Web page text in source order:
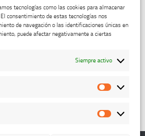
tecnologías como las cookies para almacenar
consentimiento de estas tecnologías nos
de navegación o las identificaciones únicas en
puede afectar negativamente a ciertas
Siempre activo
Marketing